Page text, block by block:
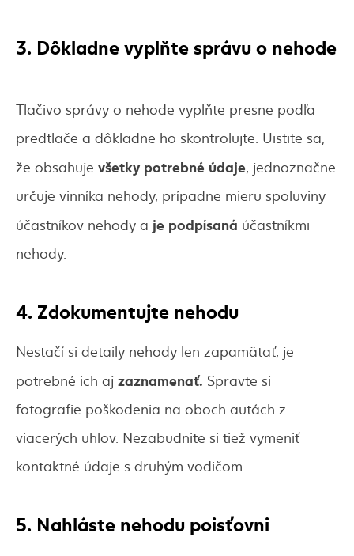
3. Dôkladne vyplňte správu o nehode
Tlačivo správy o nehode vyplňte presne podľa
predtlače a dôkladne ho skontrolujte. Uistite sa,
že obsahuje všetky potrebné údaje, jednoznačne
určuje vinníka nehody, prípadne mieru spoluviny
účastníkov nehody a je podpísaná účastníkmi
nehody.
4. Zdokumentujte nehodu
Nestačí si detaily nehody len zapamätať, je
potrebné ich aj zaznamenať. Spravte si
fotografie poškodenia na oboch autách z
viacerých uhlov. Nezabudnite si tiež vymeniť
kontaktné údaje s druhým vodičom.
5. Nahláste nehodu poisťovni